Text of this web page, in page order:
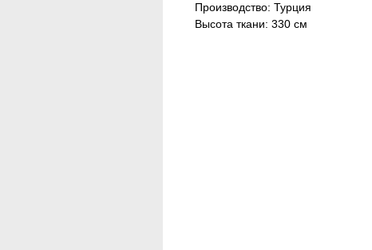
Производство: Турция
Высота ткани: 330 см